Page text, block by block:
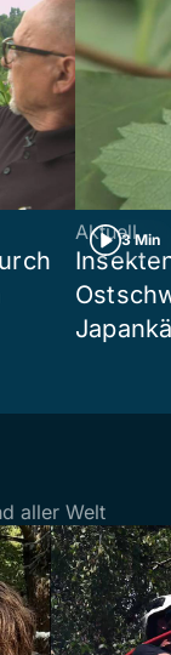
3 Min
Aktuell
aller Welt